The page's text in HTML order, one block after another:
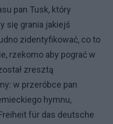
pan Tusk, który
się grania jakiejś
zidentyfikować, co to
rzekomo aby pograć w
zresztą
w przeróbce pan
hymnu,
für das deutsche